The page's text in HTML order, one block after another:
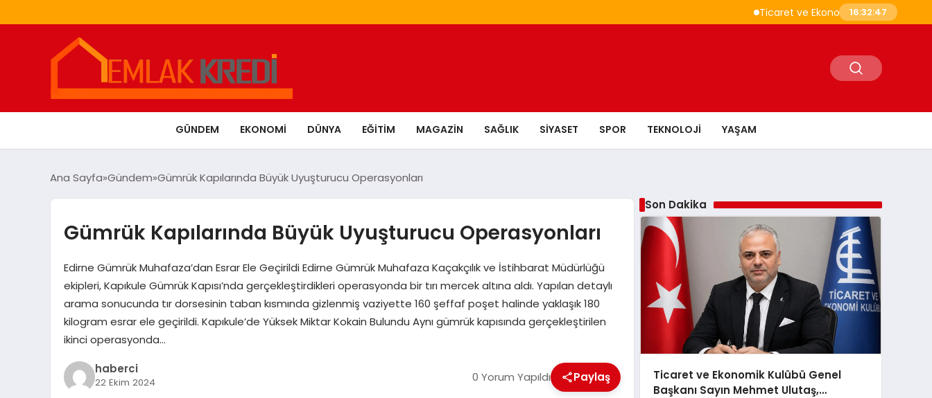
Ticaret ve Ekonomik Kulübü Genel
16:32:48
GÜNDEM EKONOMI DÜNYA EĞITIM MAGAZIN SAĞLIK SIYASET SPOR TEKNOLOJI YAŞAM
Ana Sayfa Gündem Gümrük Kapılarında Büyük Uyuşturucu Operasyonları
Gümrük Kapılarında Büyük Uyuşturucu Operasyonları
Edirne Gümrük Muhafaza’dan Esrar Ele Geçirildi Edirne Gümrük Muhafaza Kaçakçılık ve İstihbarat Müdürlüğü
ekipleri, Kapıkule Gümrük Kapısı’nda gerçekleştirdikleri operasyonda bir tırı mercek altına aldı. Yapılan detaylı
arama sonucunda tır dorsesinin taban kısmında gizlenmiş vaziyette 160 şeffaf poşet halinde yaklaşık 180
kilogram esrar ele geçirildi. Kapıkule’de Yüksek Miktar Kokain Bulundu Aynı gümrük kapısında gerçekleştirilen
ikinci operasyonda…
haberci
22 Ekim 2024 0 Yorum Yapıldı Paylaş
Son Dakika
Ticaret ve Ekonomik Kulübü Genel
Başkanı Sayın Mehmet Ulutaş,